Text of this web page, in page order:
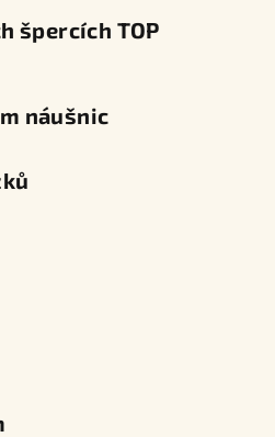
špercích TOP
náušnic